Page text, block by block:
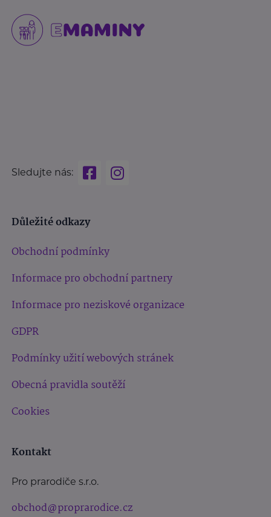
Sledujte nás:
Důležité odkazy
Obchodní podmínky
Informace pro obchodní partnery
Informace pro neziskové organizace
GDPR
Podmínky užití webových stránek
Obecná pravidla soutěží
Cookies
Kontakt
Pro prarodiče s.r.o.
obchod@proprarodice.cz